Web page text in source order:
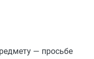
— просьбе